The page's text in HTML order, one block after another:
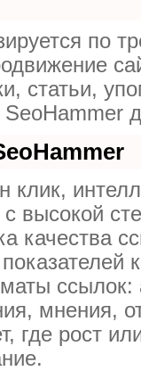
по
статьи,
высокой
качества
ссылок:
мнения,
где рост